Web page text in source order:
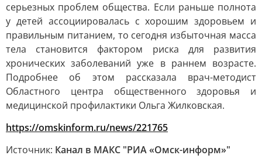
серьезных проблем общества. Если раньше полнота
у детей ассоциировалась с хорошим здоровьем и
правильным питанием, то сегодня избыточная масса
тела становится фактором риска для развития
хронических заболеваний уже в раннем возрасте.
Подробнее об этом рассказала врач-методист
Областного центра общественного здоровья и
медицинской профилактики Ольга Жилковская.
https://omskinform.ru/news/221765
Источник: Канал в МАКС "РИА «Омск-информ»"